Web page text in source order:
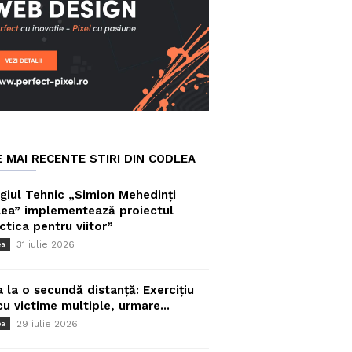
MAI RECENTE STIRI DIN CODLEA
Tehnic „Simion Mehedinți
implementează proiectul
pentru viitor”
31 iulie 2026
la o secundă distanță: Exercițiu
victime multiple, urmare...
29 iulie 2026